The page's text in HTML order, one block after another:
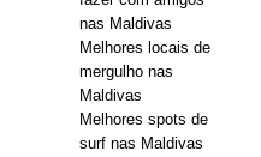
nas Maldivas
Melhores locais de
mergulho nas
Maldivas
Melhores spots de
surf nas Maldivas